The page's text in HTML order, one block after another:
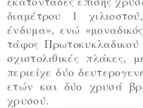
διαμέτρου 1
ένδυμα», ενώ
τάφος
σχιστολιθικές πλάκες,
περιείχε δύο
ετών και δύο χρυσά
χρυσού.